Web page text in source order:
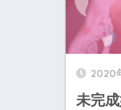
2020
未完